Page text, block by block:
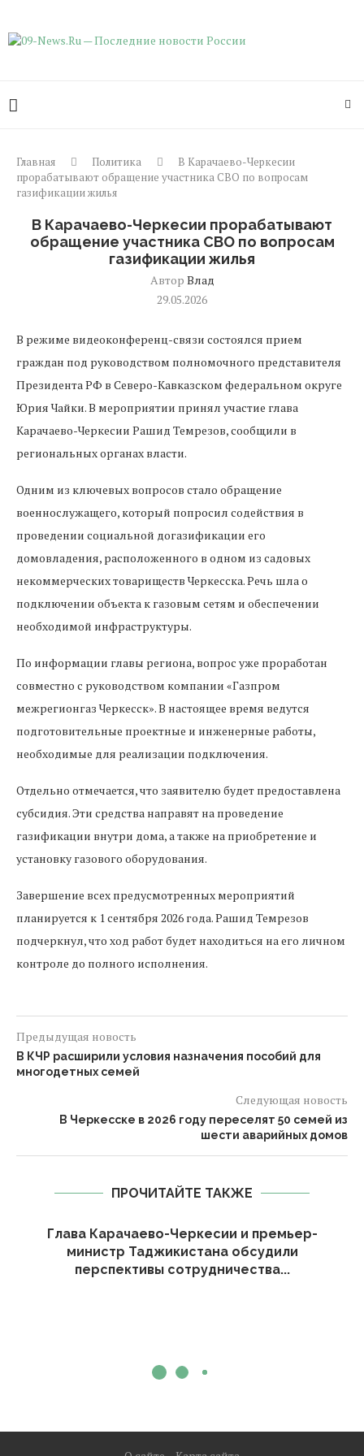
Главная Политика
В Карачаево-Черкесии
прорабатывают обращение участника СВО по вопросам
газификации жилья
В Карачаево-Черкесии прорабатывают
обращение участника СВО по вопросам
газификации жилья
Автор Влад
29.05.2026
В режиме видеоконференц-связи состоялся прием
граждан под руководством полномочного представителя
Президента РФ в Северо-Кавказском федеральном округе
Юрия Чайки. В мероприятии принял участие глава
Карачаево-Черкесии Рашид Темрезов, сообщили в
региональных органах власти.
Одним из ключевых вопросов стало обращение
военнослужащего, который попросил содействия в
проведении социальной догазификации его
домовладения, расположенного в одном из садовых
некоммерческих товариществ Черкесска. Речь шла о
подключении объекта к газовым сетям и обеспечении
необходимой инфраструктуры.
По информации главы региона, вопрос уже проработан
совместно с руководством компании «Газпром
межрегионгаз Черкесск». В настоящее время ведутся
подготовительные проектные и инженерные работы,
необходимые для реализации подключения.
Отдельно отмечается, что заявителю будет предоставлена
субсидия. Эти средства направят на проведение
газификации внутри дома, а также на приобретение и
установку газового оборудования.
Завершение всех предусмотренных мероприятий
планируется к 1 сентября 2026 года. Рашид Темрезов
подчеркнул, что ход работ будет находиться на его личном
контроле до полного исполнения.
Предыдущая новость
В КЧР расширили условия назначения пособий для
многодетных семей
Следующая новость
В Черкесске в 2026 году переселят 50 семей из
шести аварийных домов
ПРОЧИТАЙТЕ ТАКЖЕ
Глава Карачаево-Черкесии и премьер-
министр Таджикистана обсудили
перспективы сотрудничества...